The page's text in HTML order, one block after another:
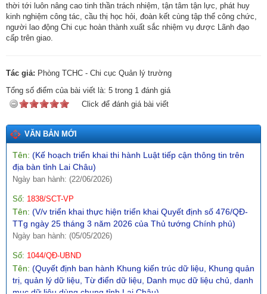
thời tới luôn nâng cao tinh thần trách nhiệm, tận tâm tận lực, phát huy
kinh nghiệm công tác, cầu thị học hỏi, đoàn kết cùng tập thể công chức,
người lao động Chi cục hoàn thành xuất sắc nhiệm vụ được Lãnh đạo
cấp trên giao.
Tác giả: Phòng TCHC - Chi cục Quản lý trường
Tổng số điểm của bài viết là: 5 trong 1 đánh giá
Click để đánh giá bài viết
VĂN BẢN MỚI
Số: 1771/SCT-VP
Tên:(V/v triển khai thực hiện Thông báo số 01-TB/CQTTBCĐ
ngày 16/4/2026 của Cơ quan thường trực BCĐ nghị quyết số
Tên:(Nghị định quy định chi tiết một số điều và biện pháp thi
hành Luật Trí tuệ nhân tạo)
Số:4869/KH-UBND
Tên:
(Kế hoạch triển khai thi hành Luật tiếp cận thông tin trên
địa bàn tỉnh Lai Châu)
Ngày ban hành: (22/06/2026)
Số: 1838/SCT-VP
Tên:
(V/v triển khai thực hiện triển khai Quyết định số 476/QĐ-
TTg ngày 25 tháng 3 năm 2026 của Thủ tướng Chính phủ)
Ngày ban hành: (05/05/2026)
Số: 1044/QĐ-UBND
Tên:
(Quyết định ban hành Khung kiến trúc dữ liệu, Khung quản
trị, quản lý dữ liệu, Từ điển dữ liệu, Danh mục dữ liệu chủ, danh
mục dữ liệu dùng chung tỉnh Lai Châu)